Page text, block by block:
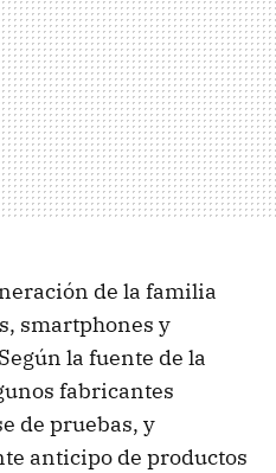
de la familia
smartphones y
la fuente de la
fabricantes
de pruebas, y
anticipo de productos